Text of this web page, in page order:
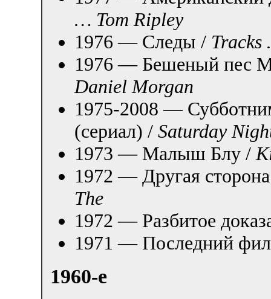
… Tom Ripley
1976 — Следы / Tracks
1976 — Бешеный пес
Daniel Morgan
1975-2008 —
(сериал) / Saturday
1973 — Малыш Блу /
1972 — Другая
The
1972 — Разбитое
1971 — Последний
1960-е